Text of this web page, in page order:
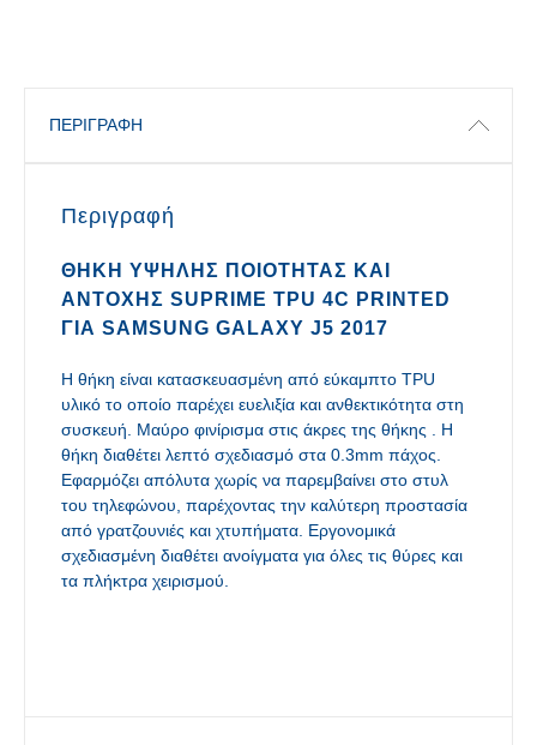
ΠΕΡΙΓΡΑΦΉ
Περιγραφή
ΘΉΚΗ ΥΨΗΛΉΣ ΠΟΙΌΤΗΤΑΣ ΚΑΙ
ΑΝΤΟΧΉΣ SUPRIME TPU 4C PRINTED
ΓΙΑ SAMSUNG GALAXY J5 2017
Η θήκη είναι κατασκευασμένη από εύκαμπτο TPU
υλικό το οποίο παρέχει ευελιξία και ανθεκτικότητα στη
συσκευή. Μαύρο φινίρισμα στις άκρες της θήκης . Η
θήκη διαθέτει λεπτό σχεδιασμό στα 0.3mm πάχος.
Εφαρμόζει απόλυτα χωρίς να παρεμβαίνει στο στυλ
του τηλεφώνου, παρέχοντας την καλύτερη προστασία
από γρατζουνιές και χτυπήματα. Εργονομικά
σχεδιασμένη διαθέτει ανοίγματα για όλες τις θύρες και
τα πλήκτρα χειρισμού.